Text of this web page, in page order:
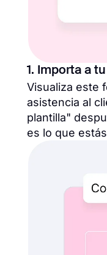
1. Importa a
Visualiza este
asistencia al
plantilla"
es lo que